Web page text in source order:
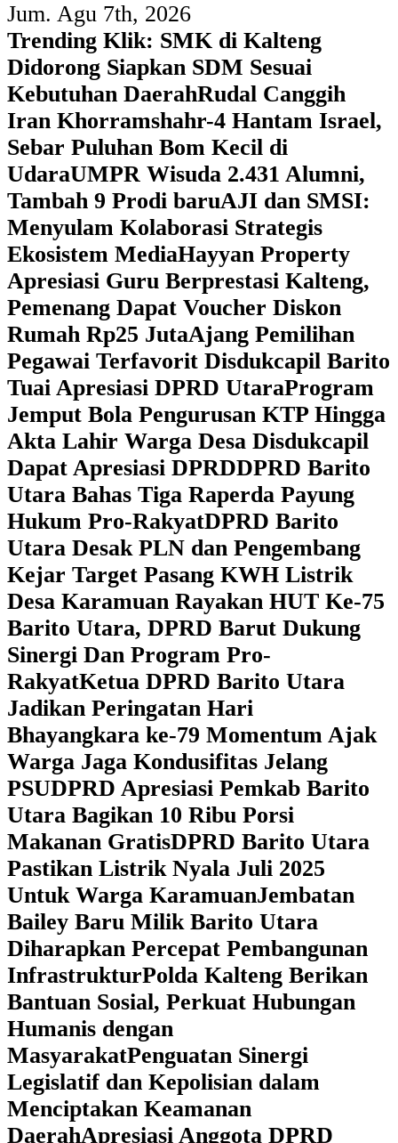
Jum. Agu 7th, 2026
Trending Klik: SMK di Kalteng
Didorong Siapkan SDM Sesuai
Kebutuhan DaerahRudal Canggih
Iran Khorramshahr-4 Hantam Israel,
Sebar Puluhan Bom Kecil di
UdaraUMPR Wisuda 2.431 Alumni,
Tambah 9 Prodi baruAJI dan SMSI:
Menyulam Kolaborasi Strategis
Ekosistem MediaHayyan Property
Apresiasi Guru Berprestasi Kalteng,
Pemenang Dapat Voucher Diskon
Rumah Rp25 JutaAjang Pemilihan
Pegawai Terfavorit Disdukcapil Barito
Tuai Apresiasi DPRD UtaraProgram
Jemput Bola Pengurusan KTP Hingga
Akta Lahir Warga Desa Disdukcapil
Dapat Apresiasi DPRDDPRD Barito
Utara Bahas Tiga Raperda Payung
Hukum Pro-RakyatDPRD Barito
Utara Desak PLN dan Pengembang
Kejar Target Pasang KWH Listrik
Desa Karamuan Rayakan HUT Ke-75
Barito Utara, DPRD Barut Dukung
Sinergi Dan Program Pro-
RakyatKetua DPRD Barito Utara
Jadikan Peringatan Hari
Bhayangkara ke-79 Momentum Ajak
Warga Jaga Kondusifitas Jelang
PSUDPRD Apresiasi Pemkab Barito
Utara Bagikan 10 Ribu Porsi
Makanan GratisDPRD Barito Utara
Pastikan Listrik Nyala Juli 2025
Untuk Warga KaramuanJembatan
Bailey Baru Milik Barito Utara
Diharapkan Percepat Pembangunan
InfrastrukturPolda Kalteng Berikan
Bantuan Sosial, Perkuat Hubungan
Humanis dengan
MasyarakatPenguatan Sinergi
Legislatif dan Kepolisian dalam
Menciptakan Keamanan
DaerahApresiasi Anggota DPRD